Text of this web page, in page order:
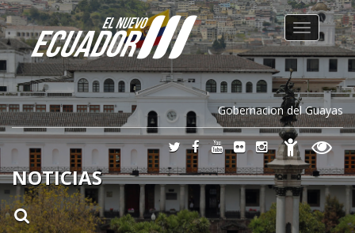
Gobernacion del Guayas
Toggle
navigation
NOTICIAS